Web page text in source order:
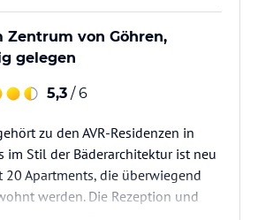
von Göhren,
gelegen
5,3 / 6
zu den AVR-Residenzen in
im Stil der Bäderarchitektur ist neu
Apartments, die überwiegend
werden. Die Rezeption und